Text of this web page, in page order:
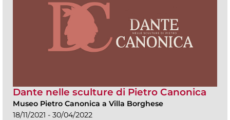
Dante nelle sculture di Pietro Canonica
Museo Pietro Canonica a Villa Borghese
18/11/2021 - 30/04/2022